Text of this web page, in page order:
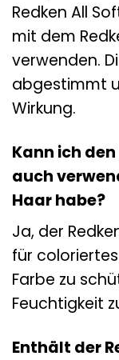
Redken All
mit dem
verwenden.
abgestimmt
Wirkung.
Kann ich
auch
Haar habe?
Ja, der
für
Farbe zu
Feuchtigkeit
Enthält der